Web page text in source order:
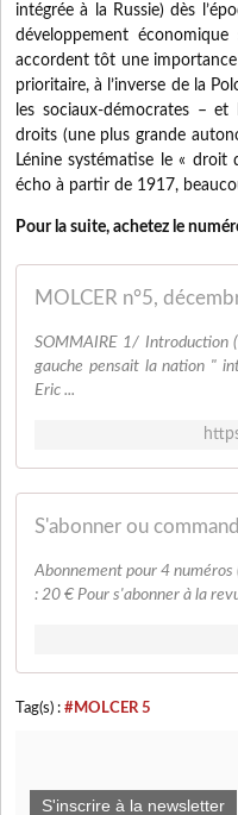
intégrée à la Russie) dès
développement
accordent tôt une
prioritaire, à l’inverse de la
les sociaux-démocrates –
droits (une plus grande
Lénine systématise le « droit
écho à partir de 1917,
Pour la suite, achetez le
MOLCER n°5,
SOMMAIRE 1/ Introduction
gauche pensait la nation "
Eric ...
S'abonner ou
Abonnement pour 4
: 20 € Pour s'abonner à la
Tag(s) : #MOLCER 5
S'inscrire à la newsletter